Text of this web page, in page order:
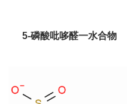
5-磷酸吡哆醛一水合物